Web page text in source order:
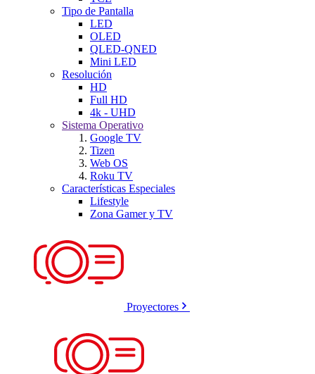
Tipo de Pantalla
LED
OLED
QLED-QNED
Mini LED
Resolución
HD
Full HD
4k - UHD
Sistema Operativo
Google TV
Tizen
Web OS
Roku TV
Características Especiales
Lifestyle
Zona Gamer y TV
Proyectores